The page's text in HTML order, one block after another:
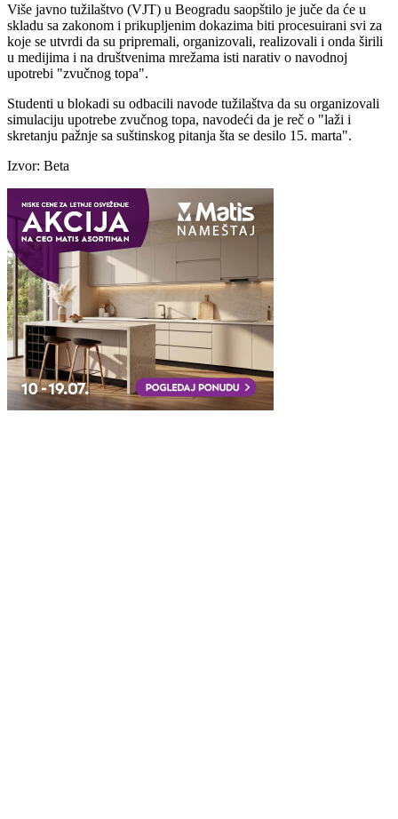
Više javno tužilaštvo (VJT) u Beogradu saopštilo je juče da će u
skladu sa zakonom i prikupljenim dokazima biti procesuirani svi za
koje se utvrdi da su pripremali, organizovali, realizovali i onda širili
u medijima i na društvenima mrežama isti narativ o navodnoj
upotrebi "zvučnog topa".
Studenti u blokadi su odbacili navode tužilaštva da su organizovali
simulaciju upotrebe zvučnog topa, navodeći da je reč o "laži i
skretanju pažnje sa suštinskog pitanja šta se desilo 15. marta".
Izvor: Beta